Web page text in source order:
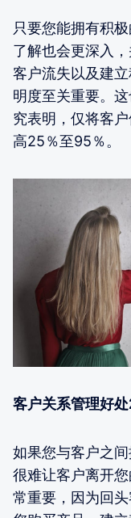
只要您能拥有积
了解也会更深入
客户流失以及建
明度至关重要。
究表明，仅将客
高25％至95％。
客户关系管理好
如果您与客户之
很难让客户离开
常重要，因为回